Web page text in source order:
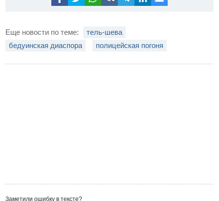
Еще новости по теме:
тель-шева
бедуинская диаспора
полицейская погоня
Заметили ошибку в тексте?